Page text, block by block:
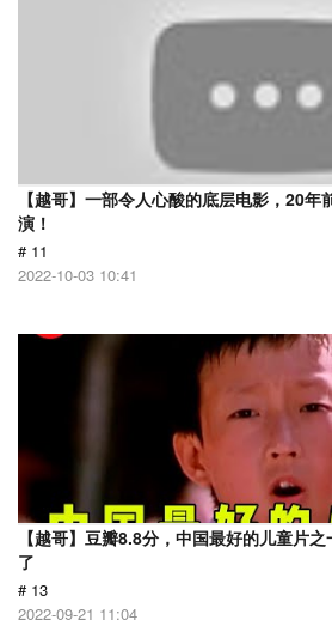
【越哥】一部令人心酸的底层电影，20
演！
# 11
2022-10-03 10:41
【越哥】豆瓣8.8分，中国最好的儿童片
了
# 13
2022-09-21 11:04